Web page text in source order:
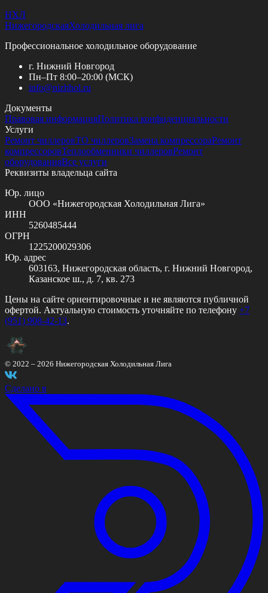
НХЛ
НижегородскаяХолодильная лига
Профессиональное холодильное оборудование
г. Нижний Новгород
Пн–Пт 8:00–20:00 (МСК)
info@nizhhol.ru
Документы
Правовая информацияПолитика конфиденциальности
Услуги
Ремонт чиллеровТО чиллеровЗамена компрессораРемонт
компрессоровТеплообменники чиллеровРемонт
оборудованияВсе услуги
Реквизиты владельца сайта
Юр. лицо
ООО «Нижегородская Холодильная Лига»
ИНН
5260485444
ОГРН
1225200029306
Юр. адрес
603163, Нижегородская область, г. Нижний Новгород,
Казанское ш., д. 7, кв. 273
Цены на сайте ориентировочные и не являются публичной
офертой. Актуальную стоимость уточняйте по телефону +7
(951) 908-42-13.
© 2022 – 2026 Нижегородская Холодильная Лига
Сделано в